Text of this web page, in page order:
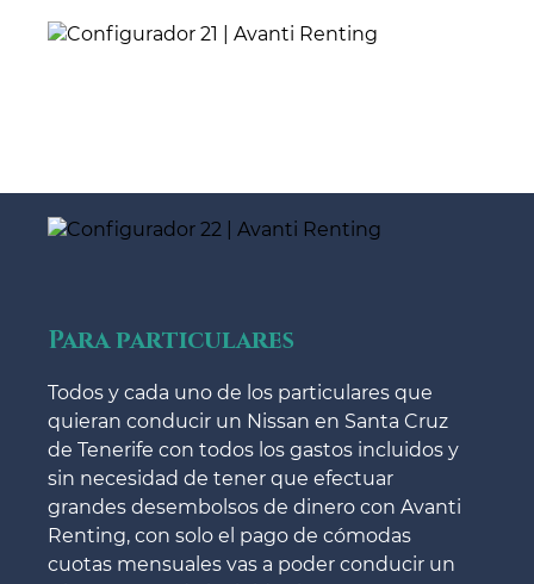
Para particulares
Todos y cada uno de los particulares que
quieran conducir un Nissan en Santa Cruz
de Tenerife con todos los gastos incluidos y
sin necesidad de tener que efectuar
grandes desembolsos de dinero con Avanti
Renting, con solo el pago de cómodas
cuotas mensuales vas a poder conducir un